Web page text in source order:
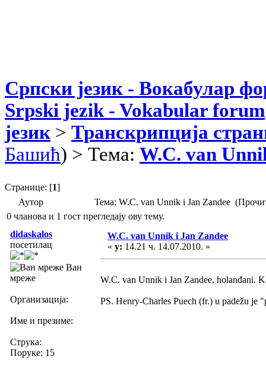
Српски језик - Вокабулар
Srpski jezik - Vokabular forum
језик > Транскрипција
Башић) > Тема: W.C. van
Странице: [1]
Аутор
Тема: W.C. van Unnik i Jan Zandee
0 чланова и 1 гост прегледају ову тему.
didaskalos
посетилац
Ван
мреже
Организација:
Име и презиме:
Струка:
Поруке: 15
W.C. van Unnik i Jan Zandee
« у: 14.21 ч. 14.07.2010. »
W.C. van Unnik i Jan Zandee, holanđani.
PS. Henry-Charles Puech (fr.) u padežu je